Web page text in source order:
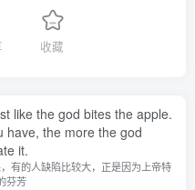
收藏
like the god bites the apple.
have, the more the god
it.
有的人缺陷比较大，正是因为上帝特
芬芳